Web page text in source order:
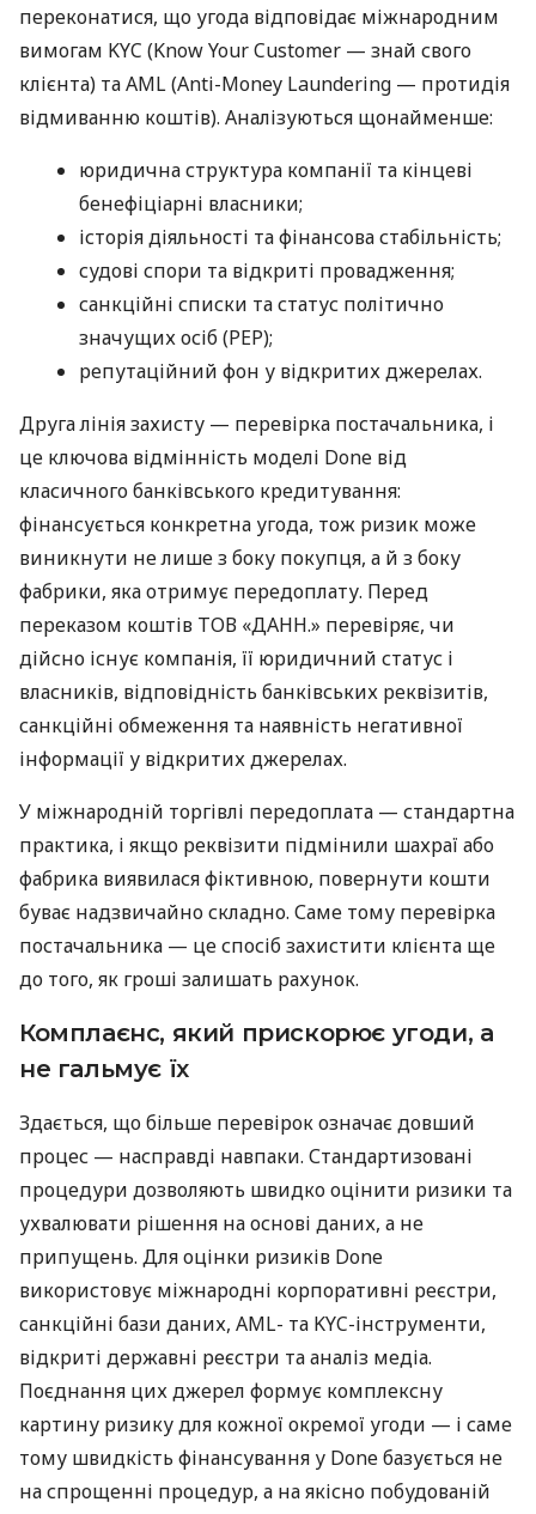
переконатися, що угода відповідає міжнародним
вимогам KYC (Know Your Customer — знай свого
клієнта) та AML (Anti-Money Laundering — протидія
відмиванню коштів). Аналізуються щонайменше:
юридична структура компанії та кінцеві
бенефіціарні власники;
історія діяльності та фінансова стабільність;
судові спори та відкриті провадження;
санкційні списки та статус політично
значущих осіб (PEP);
репутаційний фон у відкритих джерелах.
Друга лінія захисту — перевірка постачальника, і
це ключова відмінність моделі Done від
класичного банківського кредитування:
фінансується конкретна угода, тож ризик може
виникнути не лише з боку покупця, а й з боку
фабрики, яка отримує передоплату. Перед
переказом коштів ТОВ «ДАНН.» перевіряє, чи
дійсно існує компанія, її юридичний статус і
власників, відповідність банківських реквізитів,
санкційні обмеження та наявність негативної
інформації у відкритих джерелах.
У міжнародній торгівлі передоплата — стандартна
практика, і якщо реквізити підмінили шахраї або
фабрика виявилася фіктивною, повернути кошти
буває надзвичайно складно. Саме тому перевірка
постачальника — це спосіб захистити клієнта ще
до того, як гроші залишать рахунок.
Комплаєнс, який прискорює угоди, а
не гальмує їх
Здається, що більше перевірок означає довший
процес — насправді навпаки. Стандартизовані
процедури дозволяють швидко оцінити ризики та
ухвалювати рішення на основі даних, а не
припущень. Для оцінки ризиків Done
використовує міжнародні корпоративні реєстри,
санкційні бази даних, AML- та KYC-інструменти,
відкриті державні реєстри та аналіз медіа.
Поєднання цих джерел формує комплексну
картину ризику для кожної окремої угоди — і саме
тому швидкість фінансування у Done базується не
на спрощенні процедур, а на якісно побудованій